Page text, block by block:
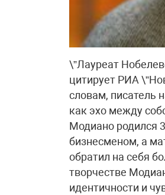
\”Лауреат
цитирует РИА
словам, писатель
как эхо между
Модиано родился
бизнесменом, а
обратил на себя
творчестве
идентичности и